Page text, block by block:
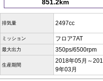
851.2km
排気量 2497cc
ミッション フロア7AT
最大出力 350ps/6500rpm
生産期間
2018年05月～201
9年03月